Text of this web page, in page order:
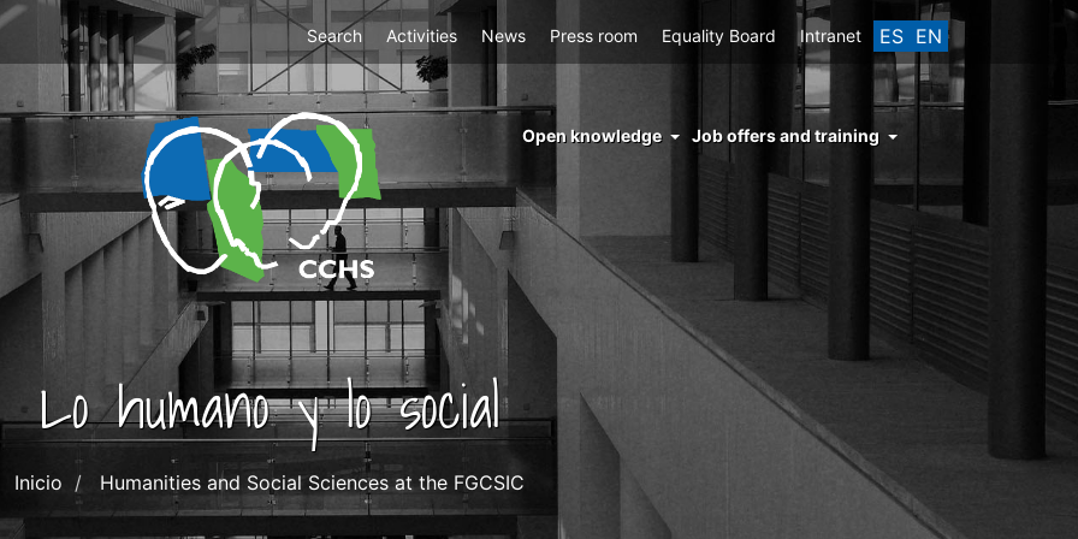
ES EN
Top
Menu
Search Activities News Press room Equality Board Intranet
menu
cchs
conocimiento
abierto
Open knowledge Job offers and training
Lo humano y lo social
Inicio Humanities and Social Sciences at the FGCSIC